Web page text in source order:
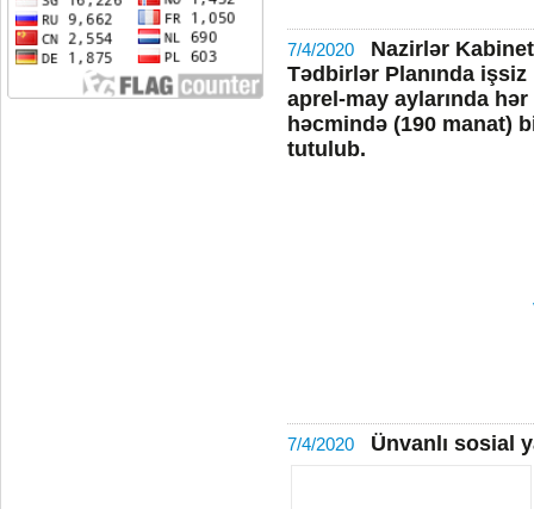
7/4/2020
Nazirlər
Tədbirlər Planında
aprel-may aylarında
həcmində (190 manat)
tutulub.
7/4/2020 Ünvanlı sosial